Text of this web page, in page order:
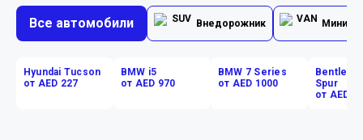
Все автомобили Внедорожник
Hyundai Tucson
от AED 227
BMW i5
от AED 970
BMW 7 Series
от AED 1000
Bentley
Spur
от AED